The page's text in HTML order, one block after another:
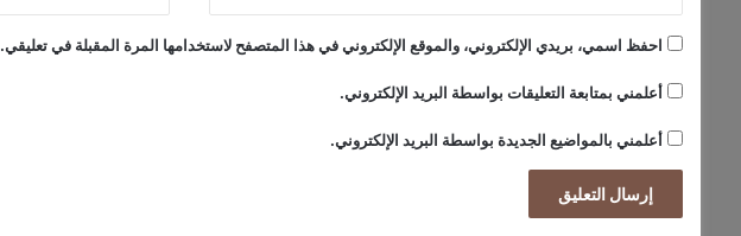
احفظ اسمي، بريدي الإلكتروني، والموقع الإلكتروني في هذا المتصفح لاستخدامها المرة المقبلة في تعليقي.
أعلمني بمتابعة التعليقات بواسطة البريد الإلكتروني.
أعلمني بالمواضيع الجديدة بواسطة البريد الإلكتروني.